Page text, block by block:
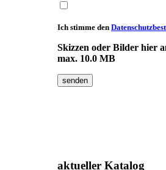
Ich stimme den
Skizzen oder Bilder hier
max. 10.0 MB
senden
aktueller Katalog